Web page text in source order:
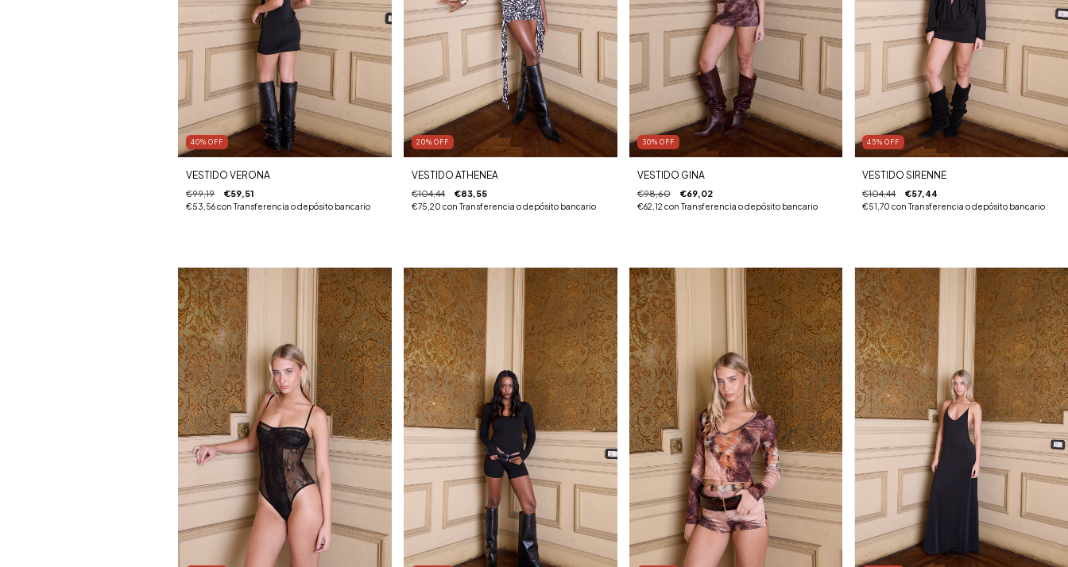
40% OFF
VESTIDO VERONA
€99,19 €59,51
€53,56con Transferencia o depósito bancario
20% OFF
VESTIDO ATHENEA
€104,44 €83,55
€75,20 con Transferencia o depósito bancario
30% OFF
VESTIDO GINA
€98,60 €69,02
€62,12 con Transferencia o depósito bancario
45%OFF
VESTIDO SIRENNE
€104,44 €57,44
€51,70con Transferencia o depósito bancario